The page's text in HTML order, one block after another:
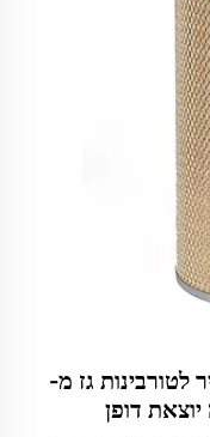
לטורבינות גז מ-